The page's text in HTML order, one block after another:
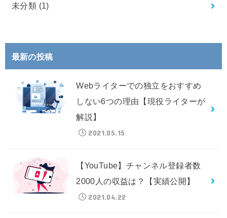
未分類 (1)
最新の投稿
Webライターでの独立をおすすめ
しない6つの理由【現役ライターが
解説】
2021.05.15
【YouTube】チャンネル登録者数
2000人の収益は？【実績公開】
2021.04.22